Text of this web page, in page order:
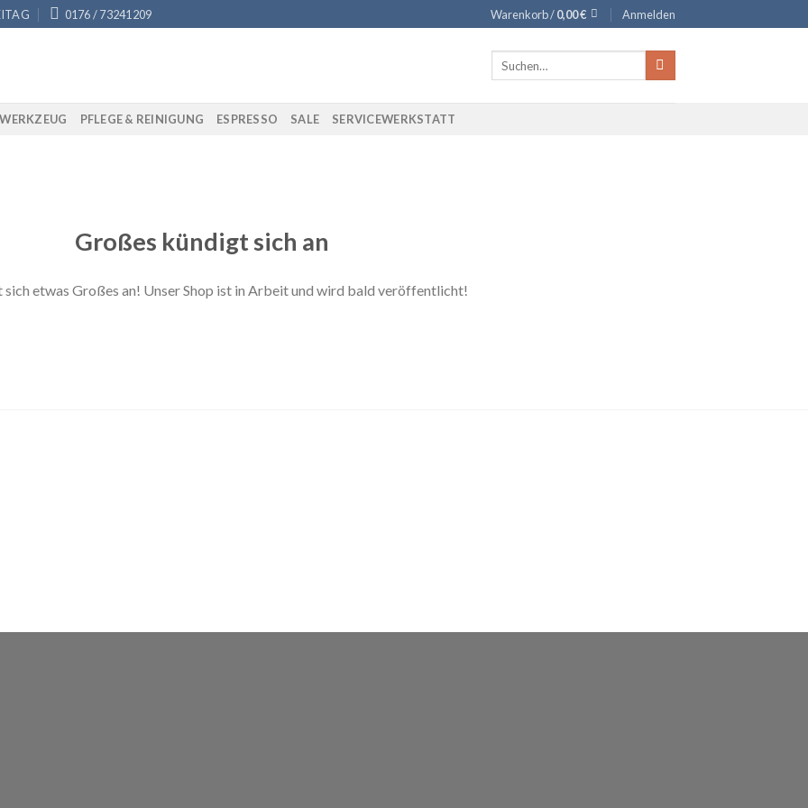
0176 / 73241209 Warenkorb /0,00€ Anmelden
PFLEGE & REINIGUNG ESPRESSO SALE SERVICEWERKSTATT
Großes kündigt sich an
sich etwas Großes an! Unser Shop ist in Arbeit und wird bald veröffentlicht!